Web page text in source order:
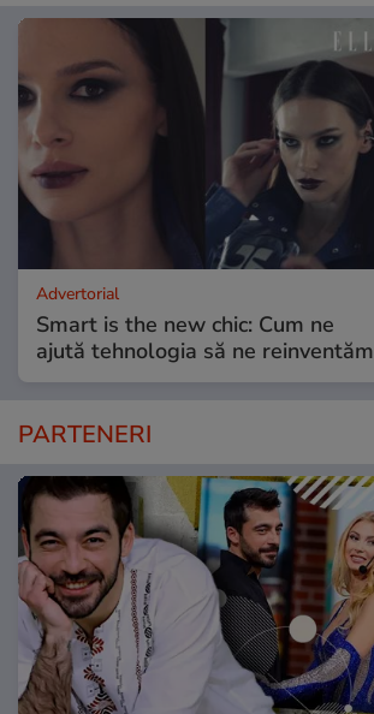
Advertorial
Smart is the new chic: Cum ne
ajută tehnologia să ne reinventăm
PARTENERI